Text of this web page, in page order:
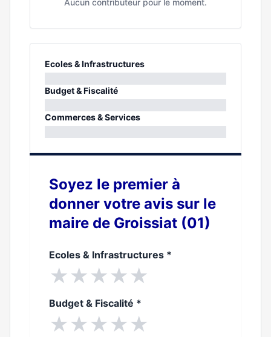
Aucun contributeur pour le moment.
Ecoles & Infrastructures
0%
Budget & Fiscalité
0%
Commerces & Services
Soyez le premier à
donner votre avis sur le
maire de Groissiat (01)
Ecoles & Infrastructures *
★★★★★
Budget & Fiscalité *
★★★★★